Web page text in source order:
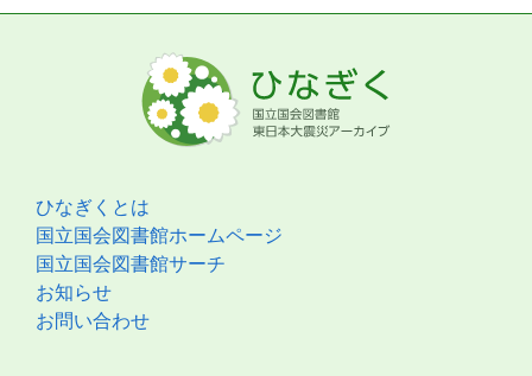
ひなぎくとは
国立国会図書館ホームページ
国立国会図書館サーチ
お知らせ
お問い合わせ